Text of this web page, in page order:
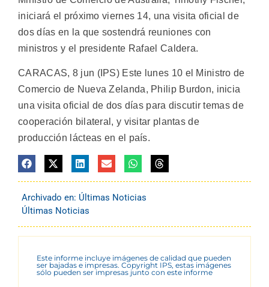
iniciará el próximo viernes 14, una visita oficial de
dos días en la que sostendrá reuniones con
ministros y el presidente Rafael Caldera.
CARACAS, 8 jun (IPS) Este lunes 10 el Ministro de
Comercio de Nueva Zelanda, Philip Burdon, inicia
una visita oficial de dos días para discutir temas de
cooperación bilateral, y visitar plantas de
producción lácteas en el país.
Archivado en: Últimas Noticias
Últimas Noticias
Este informe incluye imágenes de calidad que pueden
ser bajadas e impresas. Copyright IPS, estas imágenes
sólo pueden ser impresas junto con este informe